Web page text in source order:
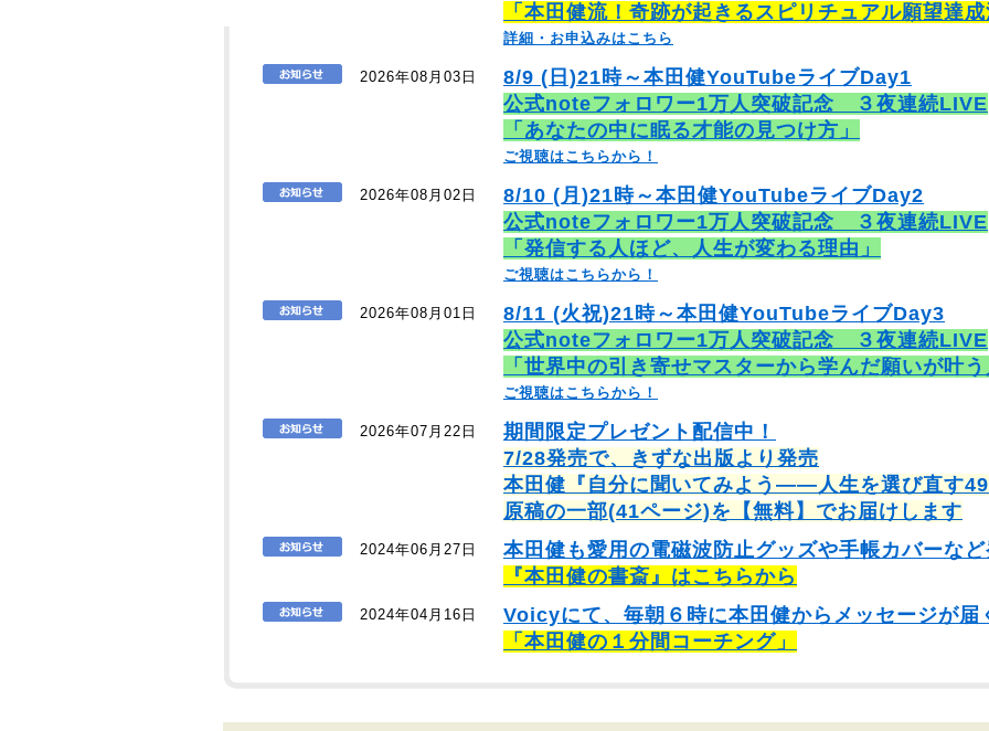
「本田健流！奇跡が起きるスピリチュアル願望達
詳細・お申込みはこちら
2026年08月03日
8/9 (日)21時～本田健YouTubeライブDay1
公式noteフォロワー1万人突破記念 ３夜連続LIVE
「あなたの中に眠る才能の見つけ方」
ご視聴はこちらから！
2026年08月02日
8/10 (月)21時～本田健YouTubeライブDay2
公式noteフォロワー1万人突破記念 ３夜連続LIVE
「発信する人ほど、人生が変わる理由」
ご視聴はこちらから！
2026年08月01日
8/11 (火祝)21時～本田健YouTubeライブDay3
公式noteフォロワー1万人突破記念 ３夜連続LIVE
「世界中の引き寄せマスターから学んだ願いが叶
ご視聴はこちらから！
2026年07月22日
期間限定プレゼント配信中！
7/28発売で、きずな出版より発売
本田健『自分に聞いてみよう――人生を選び直す
原稿の一部(41ページ)を【無料】でお届けします
2024年06月27日
本田健も愛用の電磁波防止グッズや手帳カバーな
『本田健の書斎』はこちらから
2024年04月16日
Voicyにて、毎朝６時に本田健からメッセージが届
「本田健の１分間コーチング」